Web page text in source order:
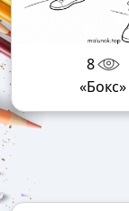
8
«Бокс»